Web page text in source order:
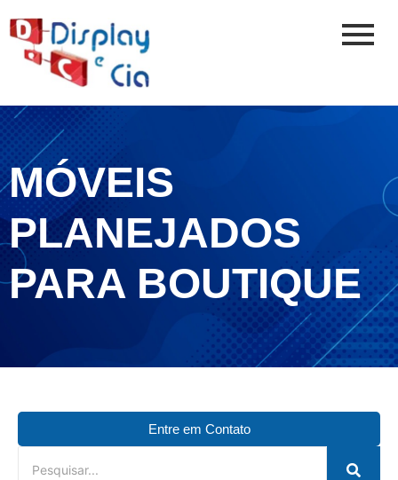
MÓVEIS
PLANEJADOS
PARA BOUTIQUE
Entre em Contato